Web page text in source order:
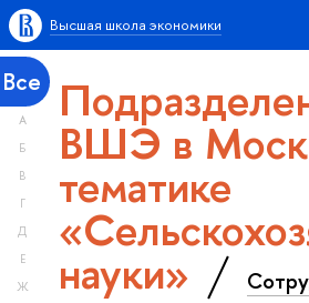
Высшая школа экономики
Все
А
Б
В
Г
Д
Е
Ж
ВШЭ в
тематике
науки»